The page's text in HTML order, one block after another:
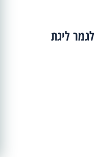
לגמר ליגת